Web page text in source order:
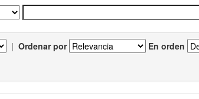
| Ordenar por En orden